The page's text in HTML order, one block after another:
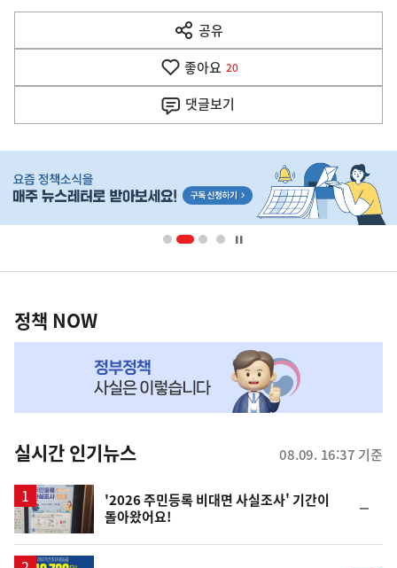
다
음
공유
열
기
좋아요 20
댓글보기
단
영
책
NOW,
뉴
스
정책 NOW
실시간 인기뉴스 08.09. 16:37 기준
'2026 주민등록 비대면 사실조사' 기간이
돌아왔어요!
일